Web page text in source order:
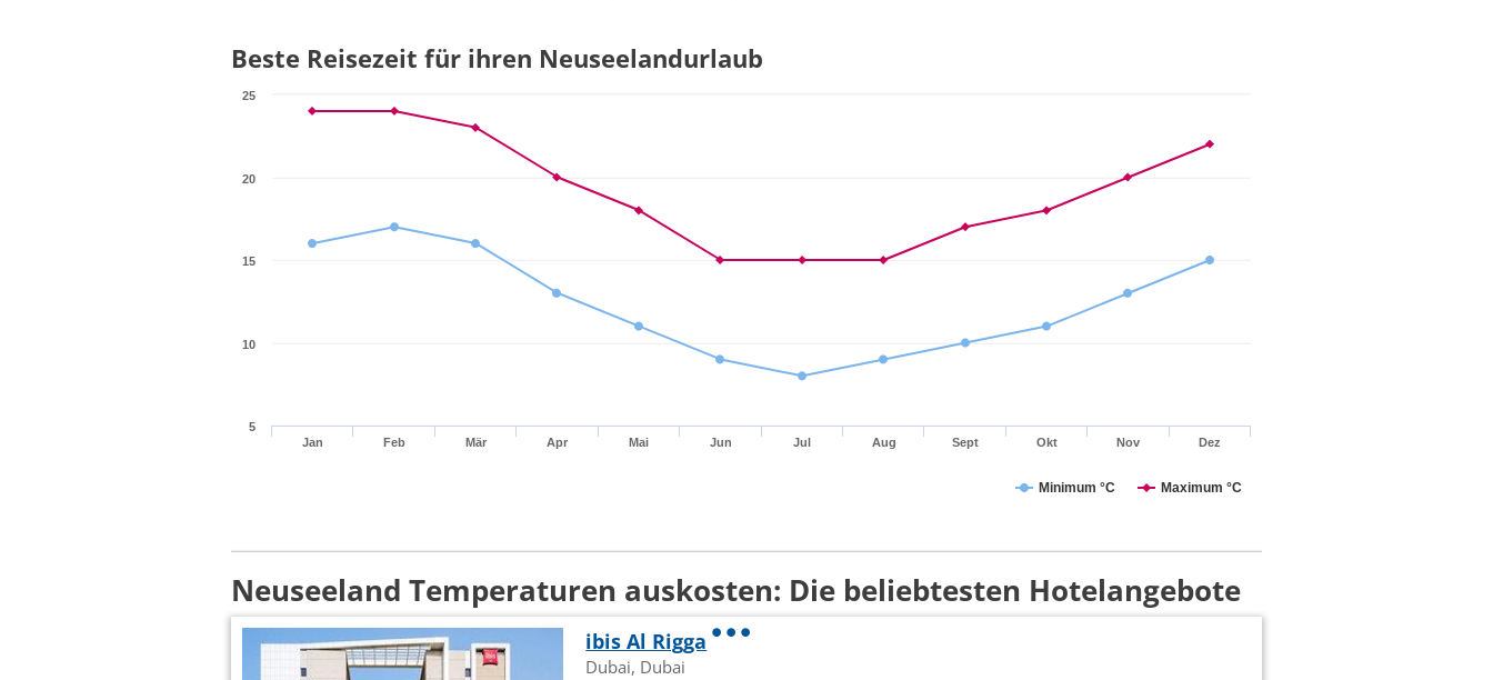
Beste Reisezeit für ihren Neuseelandurlaub
Minimum °C Maximum °C
Jan Feb Mär Apr Mai Jun Jul Aug Sept Okt Nov Dez
5
10
15
20
25
Neuseeland Temperaturen auskosten: Die beliebtesten Hotelangebote
ibis Al Rigga
Dubai, Dubai